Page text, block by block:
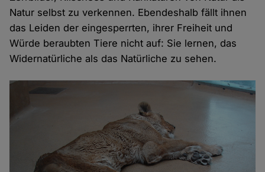
Natur selbst zu verkennen. Ebendeshalb fällt ihnen
das Leiden der eingesperrten, ihrer Freiheit und
Würde beraubten Tiere nicht auf: Sie lernen, das
Widernatürliche als das Natürliche zu sehen.
Cookies